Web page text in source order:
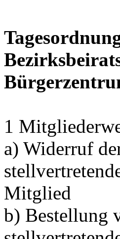
1
a) Widerruf
Mitglied
b) Bestellung